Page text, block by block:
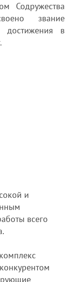
Содружества
звание
достижения в
и
всего